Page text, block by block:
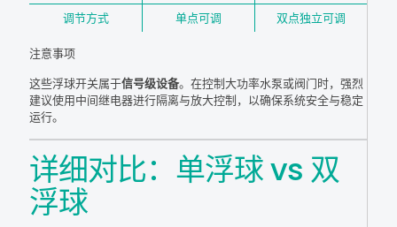
调节方式
单点可调 双点独立可调
注意事项
这些浮球开关属于信号级设备。在控制大功率水泵或阀门时，强烈
建议使用中间继电器进行隔离与放大控制，以确保系统安全与稳定
运行。
详细对比：单浮球 vs 双
浮球